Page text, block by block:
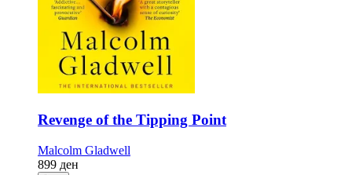
Revenge of the Tipping Point
Malcolm Gladwell
899 ден